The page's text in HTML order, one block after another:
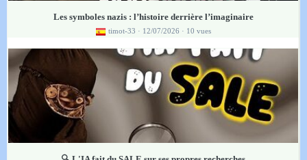
Les symboles nazis : l’histoire derrière l’imaginaire
timot-33 · 12/07/2026 · 10 vues